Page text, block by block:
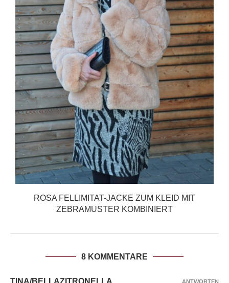
ROSA FELLIMITAT-JACKE ZUM KLEID MIT
ZEBRAMUSTER KOMBINIERT
8 KOMMENTARE
TINA/BELLAZITRONELLA ANTWORTEN